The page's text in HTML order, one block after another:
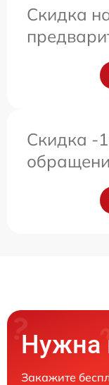
Скидка
Скидка -
Нужна
Закажите